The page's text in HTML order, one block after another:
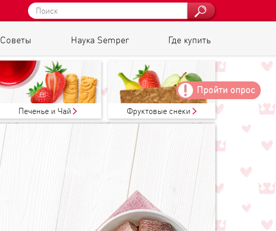
Советы Наука Semper Где купить
Печенье и Чай Фруктовые снеки
Пройти опрос